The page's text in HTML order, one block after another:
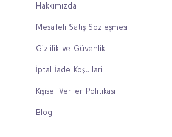
Hakkımızda
Mesafeli Satış Sözleşmesi
Gizlilik ve Güvenlik
İptal İade Koşullari
Kişisel Veriler Politikası
Blog